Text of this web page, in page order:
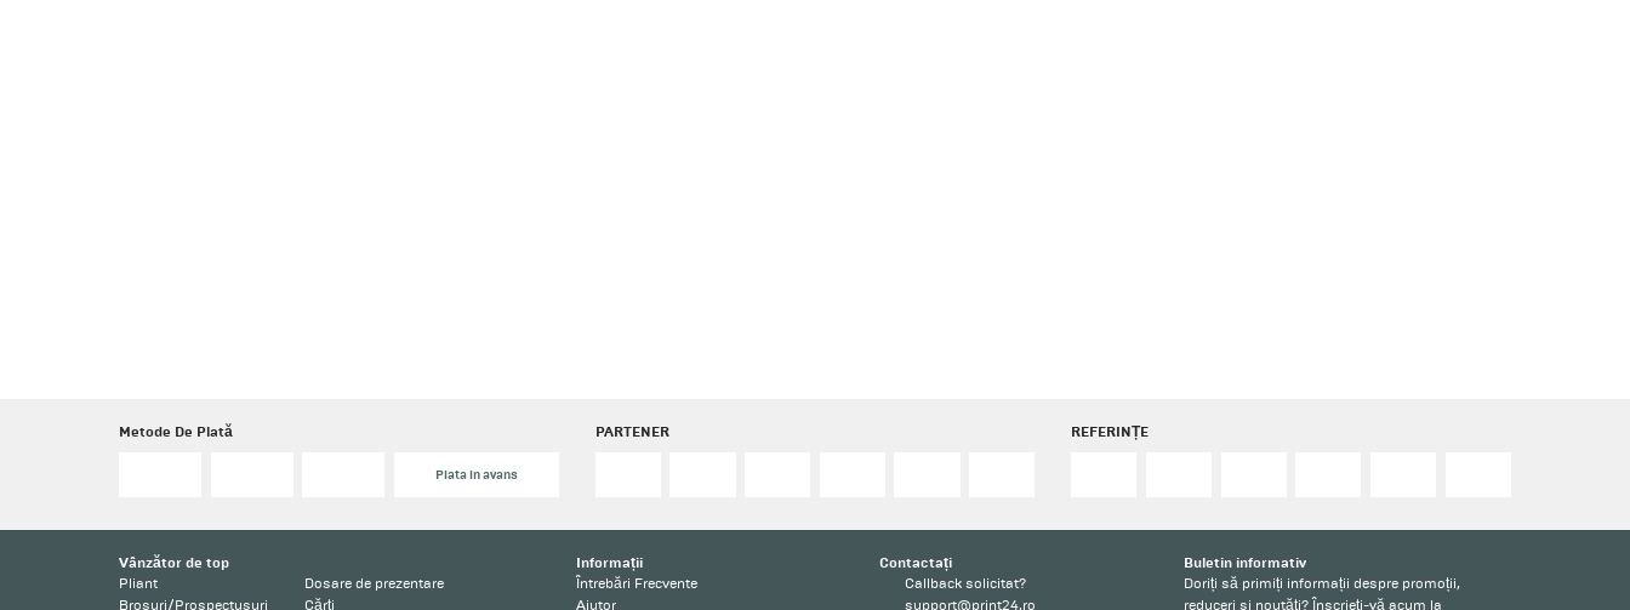
Metode De Plată
Plata in avans
PARTENER REFERINȚE
Vânzător de top
Pliant
Broșuri/Prospectusuri
Dosare de prezentare
Cărți
Informații
Întrebări Frecvente
Ajutor
Contactați
Callback solicitat?
support@print24.ro
Buletin informativ
Doriți să primiți informații despre promoții,
reduceri și noutăți? Înscrieți-vă acum la